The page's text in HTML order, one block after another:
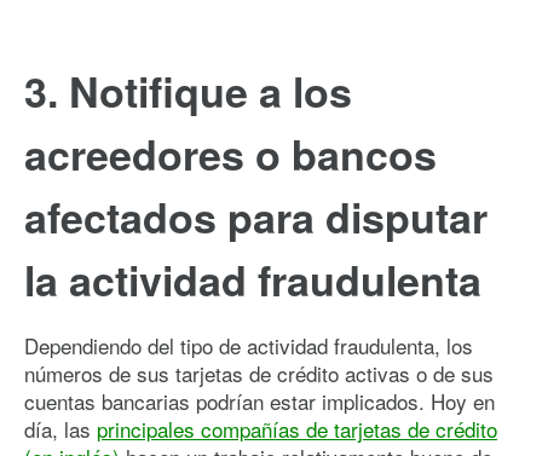
3. Notifique a los
acreedores o bancos
afectados para disputar
la actividad fraudulenta
Dependiendo del tipo de actividad fraudulenta, los
números de sus tarjetas de crédito activas o de sus
cuentas bancarias podrían estar implicados. Hoy en
día, las principales compañías de tarjetas de crédito